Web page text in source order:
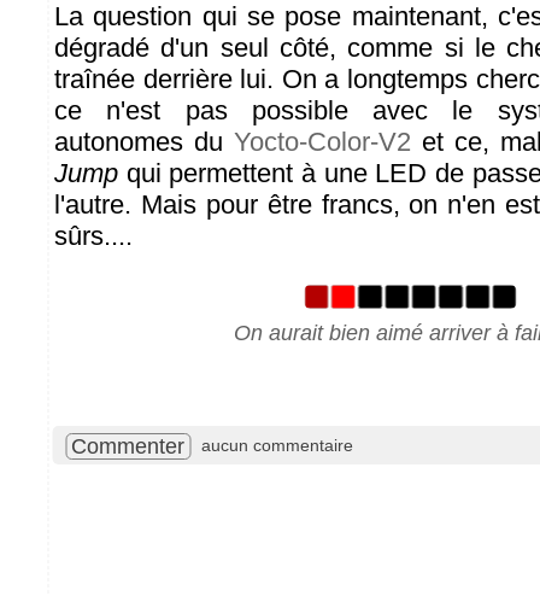
La question qui se pose maintenant,
dégradé d'un seul côté, comme si le
traînée derrière lui. On a longtemps
ce n'est pas possible avec le
autonomes du Yocto-Color-V2 et ce,
Jump qui permettent à une LED de
l'autre. Mais pour être francs, on n'en
sûrs....
On aurait bien aimé arriver à
Commenter aucun commentaire